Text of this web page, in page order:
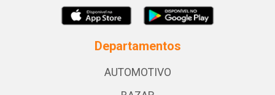
Departamentos
AUTOMOTIVO